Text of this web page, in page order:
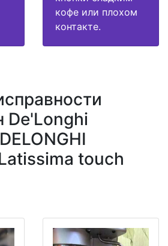
кофе или плохом
контакте.
De'Longhi
touch